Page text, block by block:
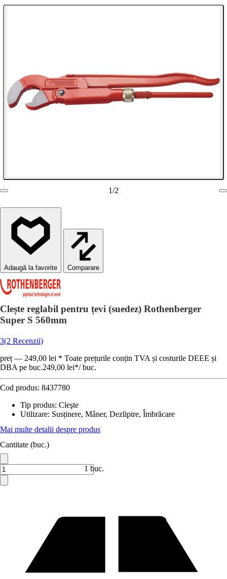
1/2
Comparare
Clește reglabil pentru țevi (suedez) Rothenberger
Super S 560mm
3(2 Recenzii)
preț — 249,00 lei * Toate prețurile conțin TVA și costurile DEEE și
DBA pe buc.249,00 lei*/ buc.
Cod produs: 8437780
Tip produs: Cleşte
Utilizare: Susținere, Mâner, Dezlipire, Îmbrăcare
Mai multe detalii despre produs
Cantitate (buc.)
1 buc.